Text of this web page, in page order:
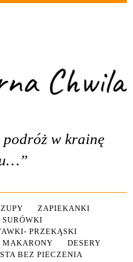
podróż w krainę
ZUPY
ZAPIEKANKI
PRZEKĄSKI
MAKARONY
DESERY
BEZ PIECZENIA